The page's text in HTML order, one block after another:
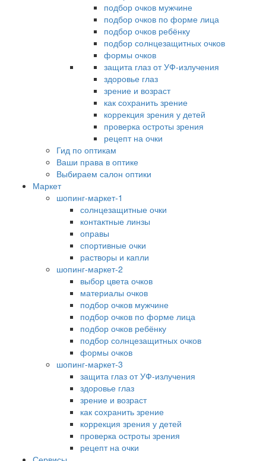
подбор очков мужчине
подбор очков по форме лица
подбор очков ребёнку
подбор солнцезащитных очков
формы очков
защита глаз от УФ-излучения
здоровье глаз
зрение и возраст
как сохранить зрение
коррекция зрения у детей
проверка остроты зрения
рецепт на очки
Гид по оптикам
Ваши права в оптике
Выбираем салон оптики
Маркет
шопинг-маркет-1
солнцезащитные очки
контактные линзы
оправы
спортивные очки
растворы и капли
шопинг-маркет-2
выбор цвета очков
материалы очков
подбор очков мужчине
подбор очков по форме лица
подбор очков ребёнку
подбор солнцезащитных очков
формы очков
шопинг-маркет-3
защита глаз от УФ-излучения
здоровье глаз
зрение и возраст
как сохранить зрение
коррекция зрения у детей
проверка остроты зрения
рецепт на очки